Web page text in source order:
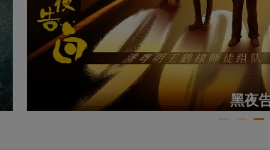
黑夜告白